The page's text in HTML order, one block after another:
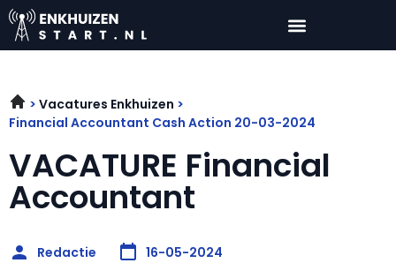
Vacatures Enkhuizen
Financial Accountant Cash Action 20-03-2024
VACATURE Financial
Accountant
Redactie 16-05-2024